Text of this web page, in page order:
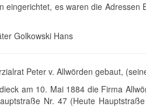
eingerichtet, es waren die
Golkowski Hans
Peter v. Allwörden gebaut,
am 10. Mai 1884 die Firma
Nr. 47 (Heute